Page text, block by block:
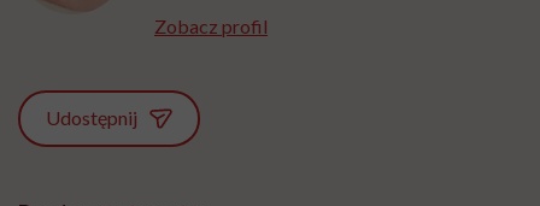
Zobacz profil
Udostępnij